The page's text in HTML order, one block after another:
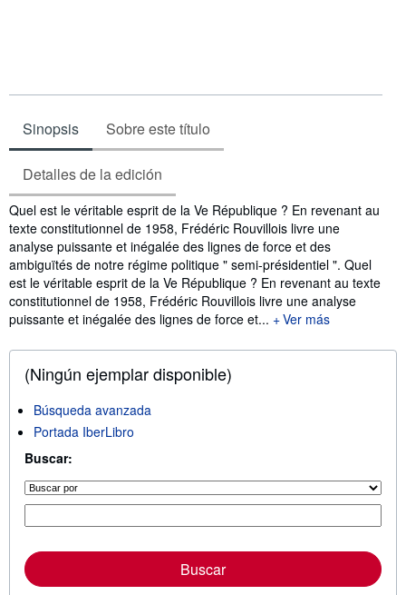
Sinopsis Sobre este título
Detalles de la edición
Sinopsis
Quel est le véritable esprit de la Ve République ? En revenant au
texte constitutionnel de 1958, Frédéric Rouvillois livre une
analyse puissante et inégalée des lignes de force et des
ambiguïtés de notre régime politique " semi-présidentiel ". Quel
est le véritable esprit de la Ve République ? En revenant au texte
constitutionnel de 1958, Frédéric Rouvillois livre une analyse
puissante et inégalée des lignes de force et...
Ver más
(Ningún ejemplar disponible)
Búsqueda avanzada
Portada IberLibro
Buscar:
Buscar